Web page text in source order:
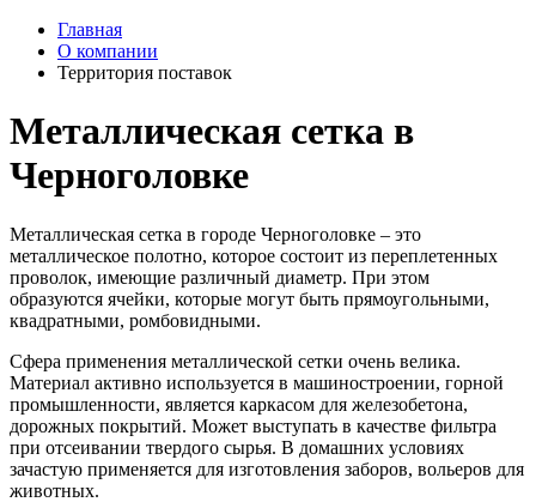
Главная
О компании
Территория поставок
Металлическая сетка в
Черноголовке
Металлическая сетка в городе Черноголовке – это
металлическое полотно, которое состоит из переплетенных
проволок, имеющие различный диаметр. При этом
образуются ячейки, которые могут быть прямоугольными,
квадратными, ромбовидными.
Сфера применения металлической сетки очень велика.
Материал активно используется в машиностроении, горной
промышленности, является каркасом для железобетона,
дорожных покрытий. Может выступать в качестве фильтра
при отсеивании твердого сырья. В домашних условиях
зачастую применяется для изготовления заборов, вольеров для
животных.